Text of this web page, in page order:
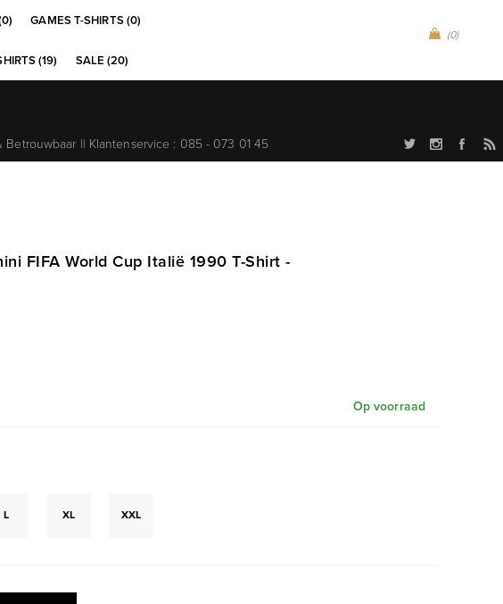
(0)
GAMES T-SHIRTS (0)
(19) SALE (20)
|| Klantenservice : 085 - 073 01 45
FIFA World Cup Italië 1990 T-Shirt -
Op voorraad
L XL XXL